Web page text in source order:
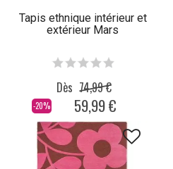
Tapis ethnique intérieur et
extérieur Mars
-20%
Dès 74,99 €
59,99 €